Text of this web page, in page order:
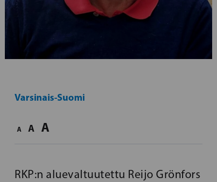
Varsinais-Suomi
A A A
RKP:n aluevaltuutettu Reijo Grönfors